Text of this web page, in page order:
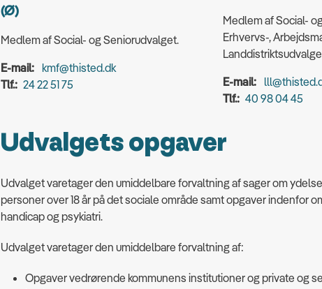
(Ø)
Medlem af Social- og Seniorudvalget.
E-mail: kmf@thisted.dk
Tlf.: 24 22 51 75
Medlem af Social-
Erhvervs-,
E-mail:
Tlf.: 40 98 04 45
Udvalgets opgaver
Udvalget varetager den umiddelbare forvaltning af sager om
personer over 18 år på det sociale område samt opgaver indenfor
handicap og psykiatri.
Udvalget varetager den umiddelbare forvaltning af:
Opgaver vedrørende kommunens institutioner og private og